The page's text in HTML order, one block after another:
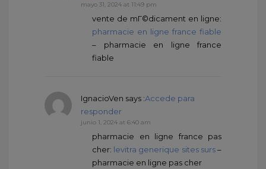
mayo 31, 2024 at 11:49 pm
vente de mГ©dicament en ligne:
pharmacie en ligne france fiable
– pharmacie en ligne france
fiable
IgnacioVen says :Accede para
responder
junio 1, 2024 at 6:40 am
pharmacie en ligne france pas
cher: levitra generique sites surs–
pharmacie en ligne pas cher